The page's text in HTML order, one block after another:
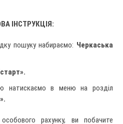
ІНСТРУКЦІЯ:
пошуку набираємо: Черкаська
натискаємо в меню на розділ
особового рахунку, ви побачите